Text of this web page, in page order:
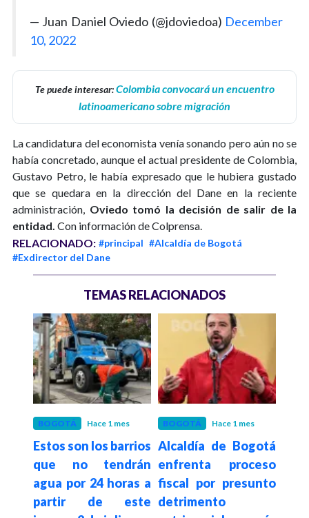
— Juan Daniel Oviedo (@jdoviedoa) December
10, 2022
Te puede interesar:Colombia convocará un encuentro
latinoamericano sobre migración
La candidatura del economista venía sonando pero aún no se
había concretado, aunque el actual presidente de Colombia,
Gustavo Petro, le había expresado que le hubiera gustado
que se quedara en la dirección del Dane en la reciente
administración, Oviedo tomó la decisión de salir de la
entidad. Con información de Colprensa.
RELACIONADO: #principal #Alcaldía de Bogotá
#Exdirector del Dane
TEMAS RELACIONADOS
BOGOTÁ Hace 1 mes
Estos son los barrios
que no tendrán
agua por 24 horas a
partir de este
BOGOTÁ Hace 1 mes
Alcaldía de Bogotá
enfrenta proceso
fiscal por presunto
detrimento